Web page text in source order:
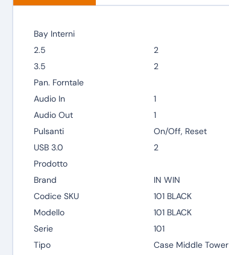
Bay Interni
2.5
2
3.5
2
Pan. Forntale
Audio In
1
Audio Out
1
Pulsanti
On/Off, Reset
USB 3.0
2
Prodotto
Brand
IN WIN
Codice SKU
101 BLACK
Modello
101 BLACK
Serie
101
Tipo
Case Middle Tower